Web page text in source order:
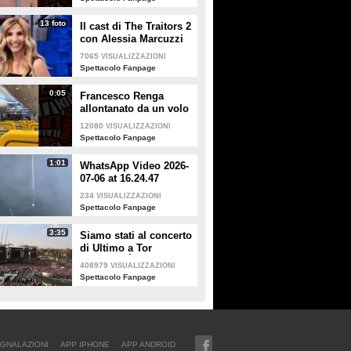
13 foto
Il cast di The Traitors 2
con Alessia Marcuzzi
7065 VISUALIZZAZIONI
Spettacolo Fanpage
0:05
Francesco Renga
allontanato da un volo
Ryanair dopo una
discussione con gli
12080 VISUALIZZAZIONI
Spettacolo Fanpage
1:01
WhatsApp Video 2026-
07-06 at 16.24.47
234 VISUALIZZAZIONI
Spettacolo Fanpage
3:35
Siamo stati al concerto
di Ultimo a Tor
Vergata: "È il giorno
che aspettavo, questa è
408979 VISUALIZZAZIONI
Spettacolo Fanpage
APP IPHONE APP ANDROID